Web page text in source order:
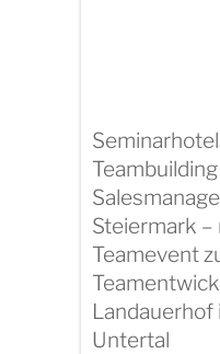
Teambuilding
Steiermark –
Teamevent
Landauerhof
Untertal